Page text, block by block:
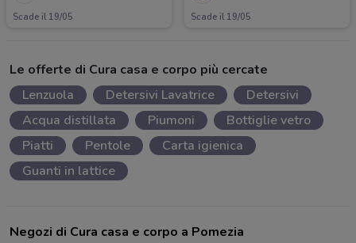
Scade il 19/05 Scade il 19/05
Le offerte di Cura casa e corpo più cercate
Lenzuola
Detersivi Lavatrice
Detersivi
Acqua distillata
Piumoni
Bottiglie vetro
Piatti
Pentole
Carta igienica
Guanti in lattice
Negozi di Cura casa e corpo a Pomezia